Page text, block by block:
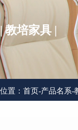
| 教培家具 |
位置： 首页-产品名系-